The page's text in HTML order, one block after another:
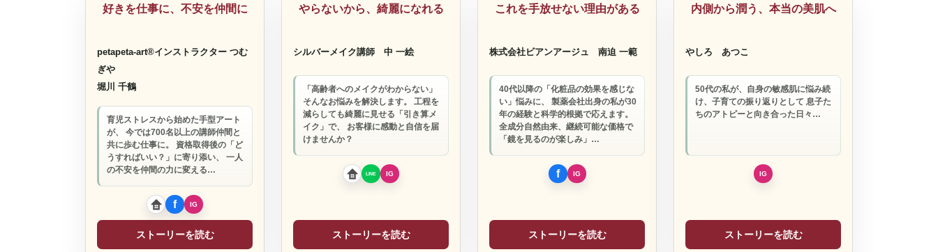
好きを仕事に、不安を仲間に
petapeta-art®︎インストラクター つむ
ぎや
堀川 千鶴
育児ストレスから始めた手型アート
が、 今では700名以上の講師仲間と
共に歩む仕事に。 資格取得後の「ど
うすればいい？」に寄り添い、 一人
の不安を仲間の力に変える…
ストーリーを読む
やらないから、綺麗になれる
シルバーメイク講師 中 一絵
「高齢者へのメイクがわからない」
そんなお悩みを解決します。 工程を
減らしても綺麗に見せる「引き算メ
イク」で、 お客様に感動と自信を届
けませんか？
ストーリーを読む
これを手放せない理由がある
株式会社ビアンアージュ 南迫 一範
40代以降の「化粧品の効果を感じな
い」悩みに、 製薬会社出身の私が30
年の経験と科学的根拠で応えます。
全成分自然由来、継続可能な価格で
「鏡を見るのが楽しみ」…
ストーリーを読む
内側から潤う、本当の美肌へ
やしろ あつこ
50代の私が、自身の敏感肌に悩み続
け、子育ての振り返りとして 息子た
ちのアトピーと向き合った日々…
ストーリーを読む